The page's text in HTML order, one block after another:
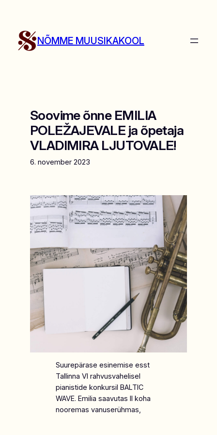
juurde
NÕMME MUUSIKAKOOL
Soovime õnne EMILIA
POLEŽAJEVALE ja õpetaja
VLADIMIRA LJUTOVALE!
6. november 2023
Suurepärase esinemise esst
Tallinna VI rahvusvahelisel
pianistide konkursil BALTIC
WAVE. Emilia saavutas II koha
nooremas vanuserühmas,